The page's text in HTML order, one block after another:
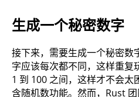
生成一个秘密数字
接下来，需要生成一个秘密数
字应该每次都不同，这样重复
1 到 100 之间，这样才不会
含随机数功能。然而，Rust